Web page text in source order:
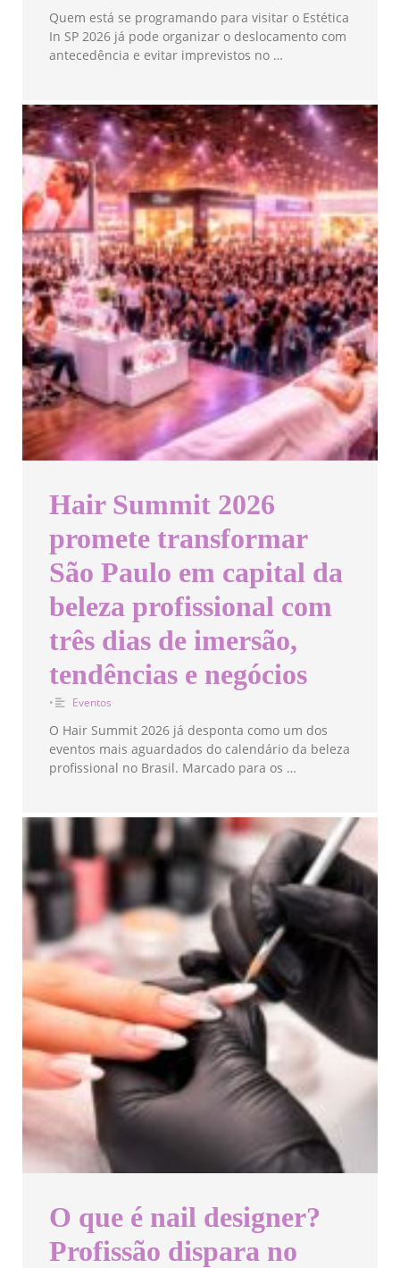
Quem está se programando para visitar o Estética
In SP 2026 já pode organizar o deslocamento com
antecedência e evitar imprevistos no …
Hair Summit 2026
promete transformar
São Paulo em capital da
beleza profissional com
três dias de imersão,
tendências e negócios
• Eventos
O Hair Summit 2026 já desponta como um dos
eventos mais aguardados do calendário da beleza
profissional no Brasil. Marcado para os …
O que é nail designer?
Profissão dispara no